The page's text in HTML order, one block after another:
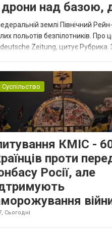
дрони над
землі Північний
польотів безпілотників.
Zeitung, цитує Рубрика.
Суспільство
КМІС -
проти
Росії, але
Сьогодні